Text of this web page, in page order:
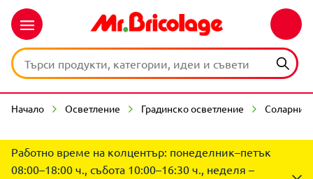
Начало Осветление Градинско осветление Соларни
Работно време на колцентър: понеделник–петък
08:00–18:00 ч., събота 10:00–16:30 ч., неделя –